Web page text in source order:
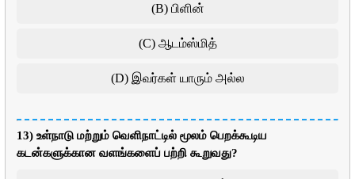
(B) பிளின்
(C) ஆடம்ஸ்மித்
(D) இவர்கள் யாரும் அல்ல
13) உள்நாடு மற்றும் வெளிநாட்டில் மூலம் பெறக்கூடிய
கடன்களுக்கான வளங்களைப் பற்றி கூறுவது?